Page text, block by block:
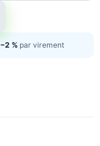
−2 % par virement